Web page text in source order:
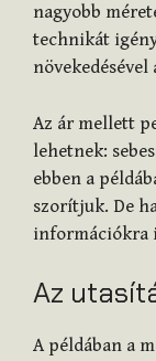
nagyobb
technikát
Az ár mellett
lehetnek:
ebben a
szorítjuk. De
információkra
Az
A példában a